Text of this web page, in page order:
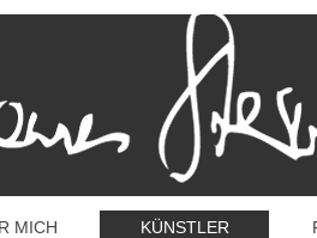
MICH KÜNSTLER